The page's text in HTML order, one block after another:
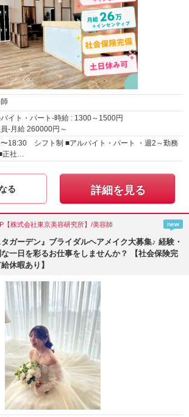
イト・パート-時給 : 1300～ 1500円
-月給 260000円～
シフト制 ■アルバイト・パート ・週2～勤務
正社…
る 詳細を見る
【株式会社東京美容研究所】/美容師 new
ガーデン』ブライダルヘアメイク大募集♪ 経験・
一日を彩るお仕事をしませんか？ 【社会保険完
休暇あり】